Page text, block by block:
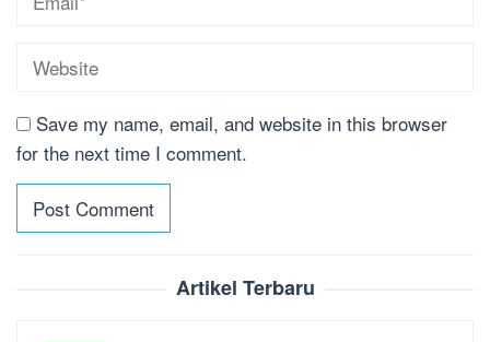
Save my name, email, and website in this browser
for the next time I comment.
Artikel Terbaru